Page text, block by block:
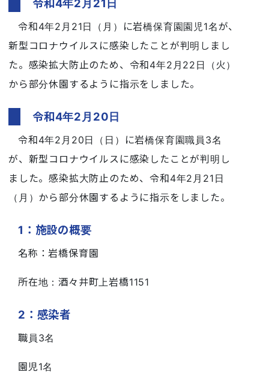
令和4年2月21日
令和4年2月21日（月）に岩橋保育園園児1名が、
新型コロナウイルスに感染したことが判明しまし
た。感染拡大防止のため、令和4年2月22日（火）
から部分休園するように指示をしました。
令和4年2月20日
令和4年2月20日（日）に岩橋保育園職員3名
が、新型コロナウイルスに感染したことが判明し
ました。感染拡大防止のため、令和4年2月21日
（月）から部分休園するように指示をしました。
1：施設の概要
名称：岩橋保育園
所在地：酒々井町上岩橋1151
2：感染者
職員3名
園児1名